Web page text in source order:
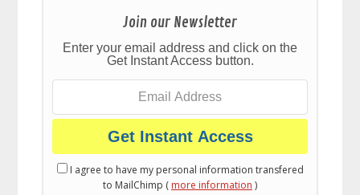
Join our Newsletter
Enter your email address and click on the
Get Instant Access button.
I agree to have my personal information transfered
to MailChimp ( more information )